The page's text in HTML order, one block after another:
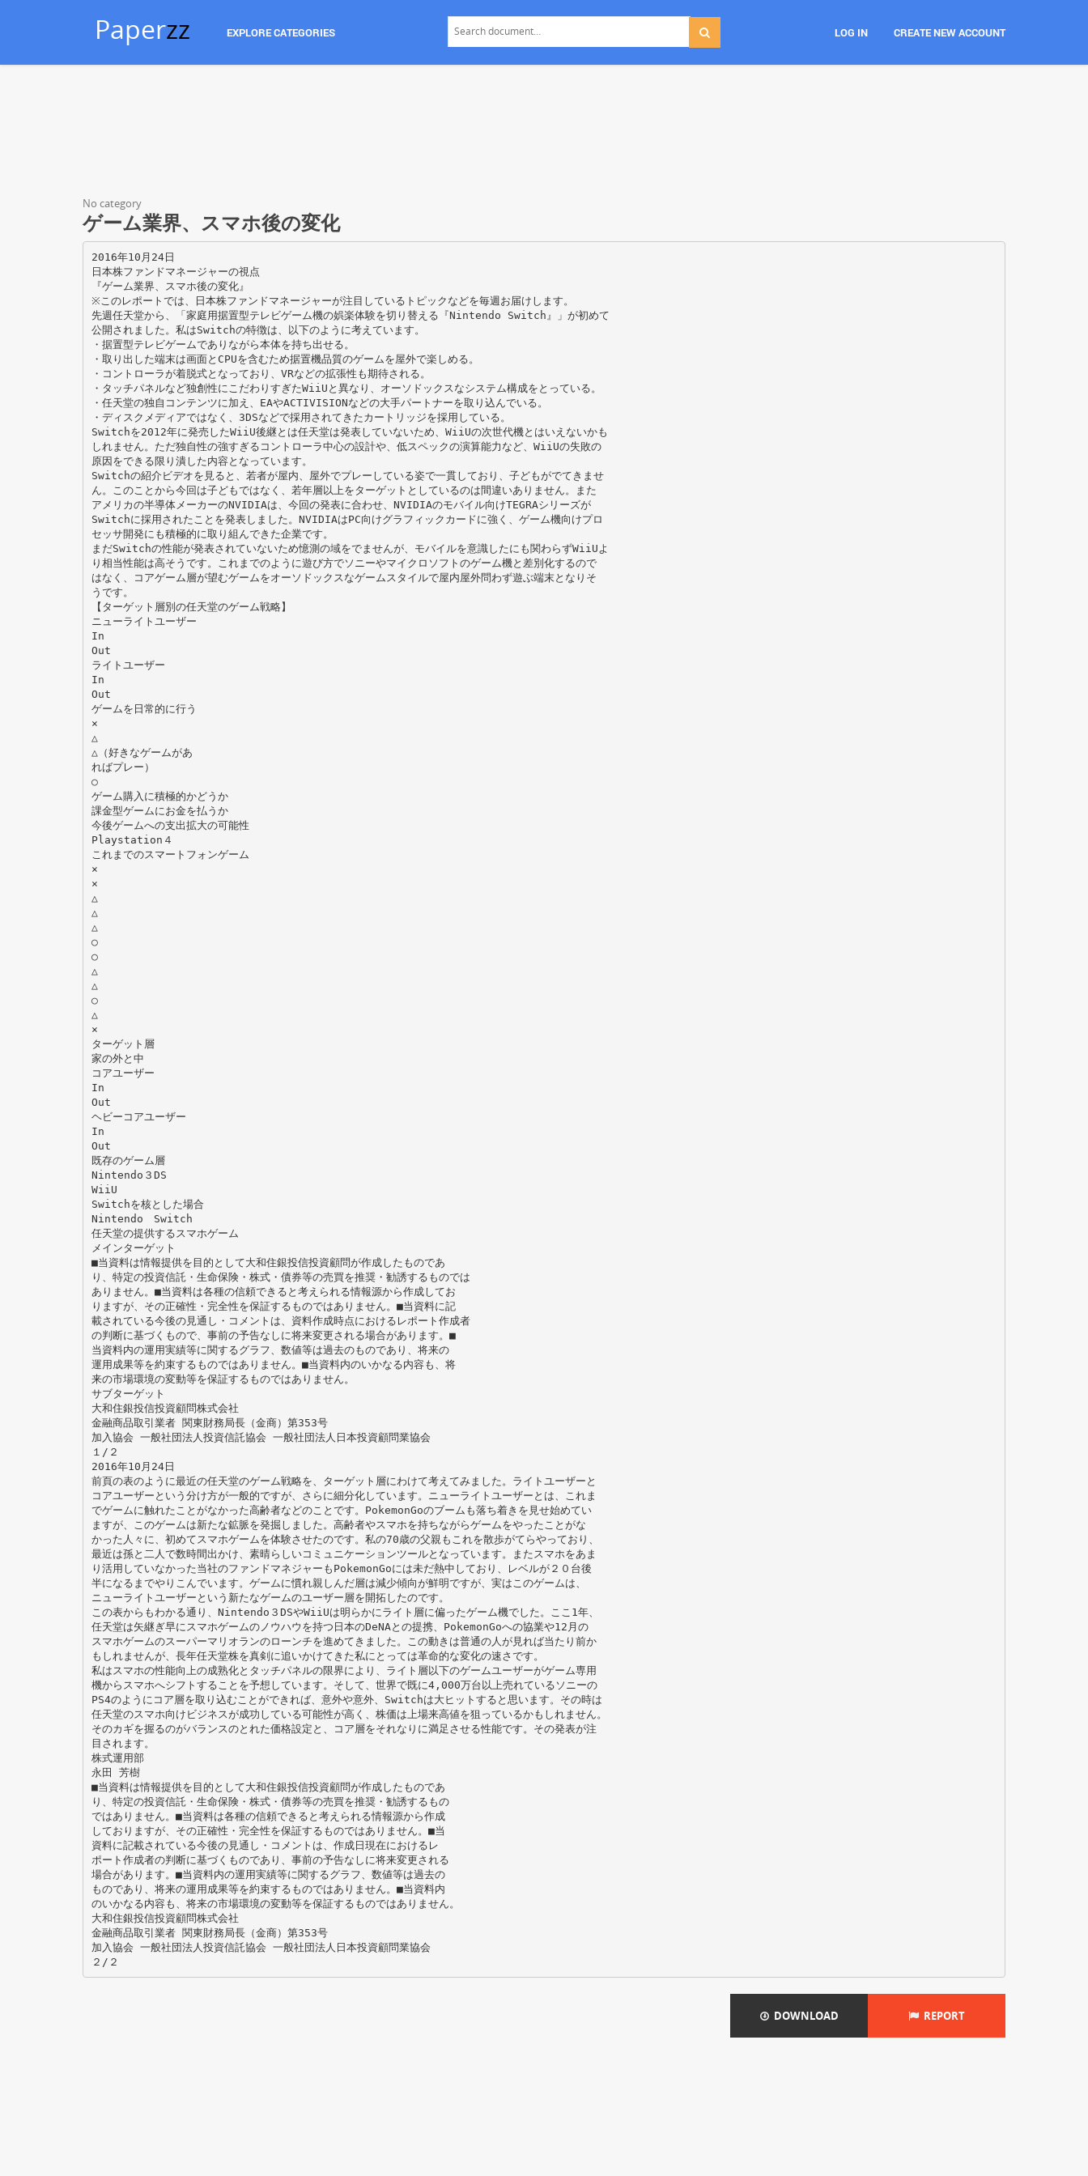
Paperzz EXPLORE CATEGORIES LOG IN CREATE NEW ACCOUNT
No category
ゲーム業界、スマホ後の変化
2016年10⽉24⽇
⽇本株ファンドマネージャーの視点
『ゲーム業界、スマホ後の変化』
※このレポートでは、⽇本株ファンドマネージャーが注⽬しているトピックなどを毎週お届けします。
先週任天堂から、「家庭⽤据置型テレビゲーム機の娯楽体験を切り替える『Nintendo Switch』」が初めて
公開されました。私はSwitchの特徴は、以下のように考えています。
・据置型テレビゲームでありながら本体を持ち出せる。
・取り出した端末は画⾯とCPUを含むため据置機品質のゲームを屋外で楽しめる。
・コントローラが着脱式となっており、VRなどの拡張性も期待される。
・タッチパネルなど独創性にこだわりすぎたWiiUと異なり、オーソドックスなシステム構成をとっている。
・任天堂の独⾃コンテンツに加え、EAやACTIVISIONなどの⼤⼿パートナーを取り込んでいる。
・ディスクメディアではなく、3DSなどで採⽤されてきたカートリッジを採⽤している。
Switchを2012年に発売したWiiU後継とは任天堂は発表していないため、WiiUの次世代機とはいえないかも
しれません。ただ独⾃性の強すぎるコントローラ中⼼の設計や、低スペックの演算能⼒など、WiiUの失敗の
原因をできる限り潰した内容となっています。
Switchの紹介ビデオを⾒ると、若者が屋内、屋外でプレーしている姿で⼀貫しており、⼦どもがでてきませ
ん。このことから今回は⼦どもではなく、若年層以上をターゲットとしているのは間違いありません。また
アメリカの半導体メーカーのNVIDIAは、今回の発表に合わせ、NVIDIAのモバイル向けTEGRAシリーズが
Switchに採⽤されたことを発表しました。NVIDIAはPC向けグラフィックカードに強く、ゲーム機向けプロ
セッサ開発にも積極的に取り組んできた企業です。
まだSwitchの性能が発表されていないため憶測の域をでませんが、モバイルを意識したにも関わらずWiiUよ
り相当性能は⾼そうです。これまでのように遊び⽅でソニーやマイクロソフトのゲーム機と差別化するので
はなく、コアゲーム層が望むゲームをオーソドックスなゲームスタイルで屋内屋外問わず遊ぶ端末となりそ
うです。
【ターゲット層別の任天堂のゲーム戦略】
ニューライトユーザー
In
Out
ライトユーザー
In
Out
ゲームを日常的に行う
×
△
△（好きなゲームがあ
ればプレー）
○
ゲーム購入に積極的かどうか
課金型ゲームにお金を払うか
今後ゲームへの支出拡大の可能性
Playstation４
これまでのスマートフォンゲーム
×
×
△
△
△
○
○
△
△
○
△
×
ターゲット層
家の外と中
コアユーザー
In
Out
ヘビーコアユーザー
In
Out
既存のゲーム層
Nintendo３DS
WiiU
Switchを核とした場合
Nintendo Switch
任天堂の提供するスマホゲーム
メインターゲット
■当資料は情報提供を目的として大和住銀投信投資顧問が作成したものであ
り、特定の投資信託・生命保険・株式・債券等の売買を推奨・勧誘するものでは
ありません。■当資料は各種の信頼できると考えられる情報源から作成してお
りますが、その正確性・完全性を保証するものではありません。■当資料に記
載されている今後の見通し・コメントは、資料作成時点におけるレポート作成者
の判断に基づくもので、事前の予告なしに将来変更される場合があります。■
当資料内の運用実績等に関するグラフ、数値等は過去のものであり、将来の
運用成果等を約束するものではありません。■当資料内のいかなる内容も、将
来の市場環境の変動等を保証するものではありません。
サブターゲット
大和住銀投信投資顧問株式会社
金融商品取引業者 関東財務局長（金商）第353号
加入協会 一般社団法人投資信託協会 一般社団法人日本投資顧問業協会
１/２
2016年10⽉24⽇
前⾴の表のように最近の任天堂のゲーム戦略を、ターゲット層にわけて考えてみました。ライトユーザーと
コアユーザーという分け⽅が⼀般的ですが、さらに細分化しています。ニューライトユーザーとは、これま
でゲームに触れたことがなかった⾼齢者などのことです。PokemonGoのブームも落ち着きを⾒せ始めてい
ますが、このゲームは新たな鉱脈を発掘しました。⾼齢者やスマホを持ちながらゲームをやったことがな
かった⼈々に、初めてスマホゲームを体験させたのです。私の70歳の⽗親もこれを散歩がてらやっており、
最近は孫と⼆⼈で数時間出かけ、素晴らしいコミュニケーションツールとなっています。またスマホをあま
り活⽤していなかった当社のファンドマネジャーもPokemonGoには未だ熱中しており、レベルが２０台後
半になるまでやりこんでいます。ゲームに慣れ親しんだ層は減少傾向が鮮明ですが、実はこのゲームは、
ニューライトユーザーという新たなゲームのユーザー層を開拓したのです。
この表からもわかる通り、Nintendo３DSやWiiUは明らかにライト層に偏ったゲーム機でした。ここ1年、
任天堂は⽮継ぎ早にスマホゲームのノウハウを持つ⽇本のDeNAとの提携、PokemonGoへの協業や12⽉の
スマホゲームのスーパーマリオランのローンチを進めてきました。この動きは普通の⼈が⾒れば当たり前か
もしれませんが、⻑年任天堂株を真剣に追いかけてきた私にとっては⾰命的な変化の速さです。
私はスマホの性能向上の成熟化とタッチパネルの限界により、ライト層以下のゲームユーザーがゲーム専⽤
機からスマホへシフトすることを予想しています。そして、世界で既に4,000万台以上売れているソニーの
PS4のようにコア層を取り込むことができれば、意外や意外、Switchは⼤ヒットすると思います。その時は
任天堂のスマホ向けビジネスが成功している可能性が⾼く、株価は上場来⾼値を狙っているかもしれません。
そのカギを握るのがバランスのとれた価格設定と、コア層をそれなりに満⾜させる性能です。その発表が注
⽬されます。
株式運⽤部
永⽥ 芳樹
■当資料は情報提供を⽬的として⼤和住銀投信投資顧問が作成したものであ
り、特定の投資信託・⽣命保険・株式・債券等の売買を推奨・勧誘するもの
ではありません。■当資料は各種の信頼できると考えられる情報源から作成
しておりますが、その正確性・完全性を保証するものではありません。■当
資料に記載されている今後の⾒通し・コメントは、作成⽇現在におけるレ
ポート作成者の判断に基づくものであり、事前の予告なしに将来変更される
場合があります。■当資料内の運⽤実績等に関するグラフ、数値等は過去の
ものであり、将来の運⽤成果等を約束するものではありません。■当資料内
のいかなる内容も、将来の市場環境の変動等を保証するものではありません。
大和住銀投信投資顧問株式会社
金融商品取引業者 関東財務局長（金商）第353号
加入協会 一般社団法人投資信託協会 一般社団法人日本投資顧問業協会
DOWNLOAD REPORT